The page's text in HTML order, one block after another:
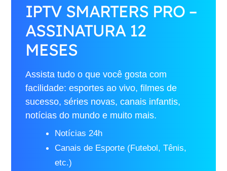
IPTV SMARTERS PRO –
ASSINATURA 12
MESES
Assista tudo o que você gosta com
facilidade: esportes ao vivo, filmes de
sucesso, séries novas, canais infantis,
notícias do mundo e muito mais.
Notícias 24h
Canais de Esporte (Futebol, Tênis,
etc.)